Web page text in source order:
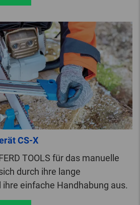
CS-X
TOOLS für das manuelle
durch ihre lange
einfache Handhabung aus.